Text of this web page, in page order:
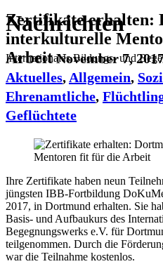
Nachrichten
Internationales Bildungs- und
Zertifikate erhalten:
interkulturelle
ArbeitNovember 7,
Aktuelles,Allgemein,
Ehrenamtliche,
Geflüchtete
Ihre Zertifikate haben neun
jüngsten IBB-Fortbildung
2017, in Dortmund erhalten. Sie
Basis- und Aufbaukurs des
Begegnungswerks e.V. für
teilgenommen. Durch die
war die Teilnahme kostenlos.